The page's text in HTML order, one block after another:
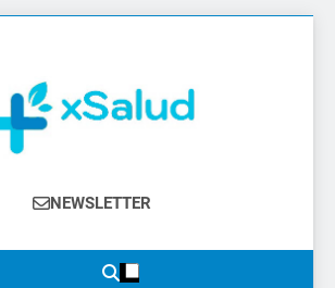
XSalud
Noticias Del Sector Salud. Congresos Y
Farmacéutica, Atención Primaria,
Especialistas, Farmacia, Etc…
NEWSLETTER